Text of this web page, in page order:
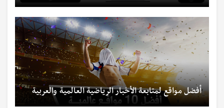
أفضل مواقع لمتابعة الأخبار الرياضية العالمية والعربية